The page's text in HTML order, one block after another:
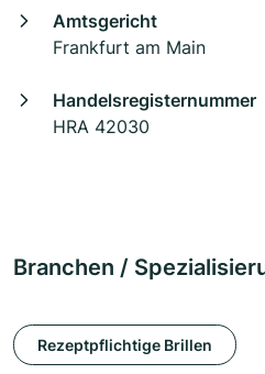
Amtsgericht
Frankfurt am Main
Handelsregisternummer
HRA 42030
Branchen /
Rezeptpflichtige Brillen